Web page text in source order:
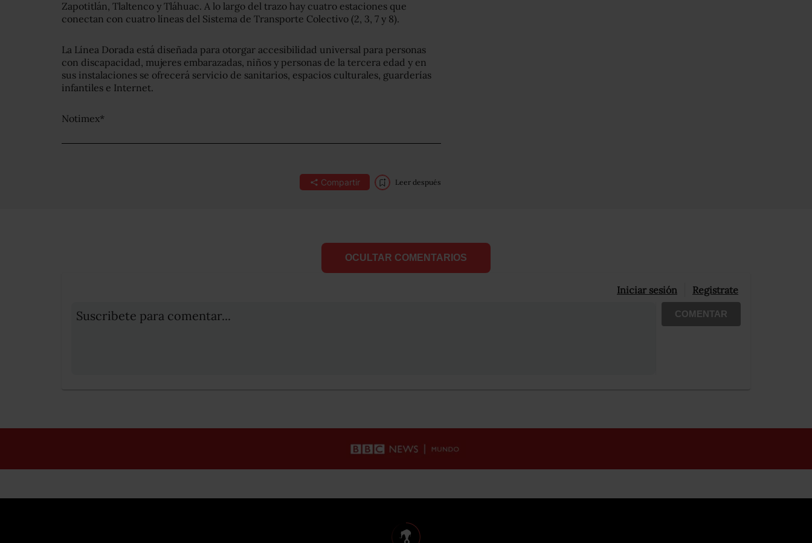
Zapotitlán, Tlaltenco y Tláhuac. A lo largo del trazo hay cuatro estaciones que
conectan con cuatro líneas del Sistema de Transporte Colectivo (2, 3, 7 y 8).
La Línea Dorada está diseñada para otorgar accesibilidad universal para personas
con discapacidad, mujeres embarazadas, niños y personas de la tercera edad y en
sus instalaciones se ofrecerá servicio de sanitarios, espacios culturales, guarderías
infantiles e Internet.
Notimex*
Compartir Leer después
OCULTAR COMENTARIOS
Iniciar sesión Registrate
Suscribete para comentar... COMENTAR